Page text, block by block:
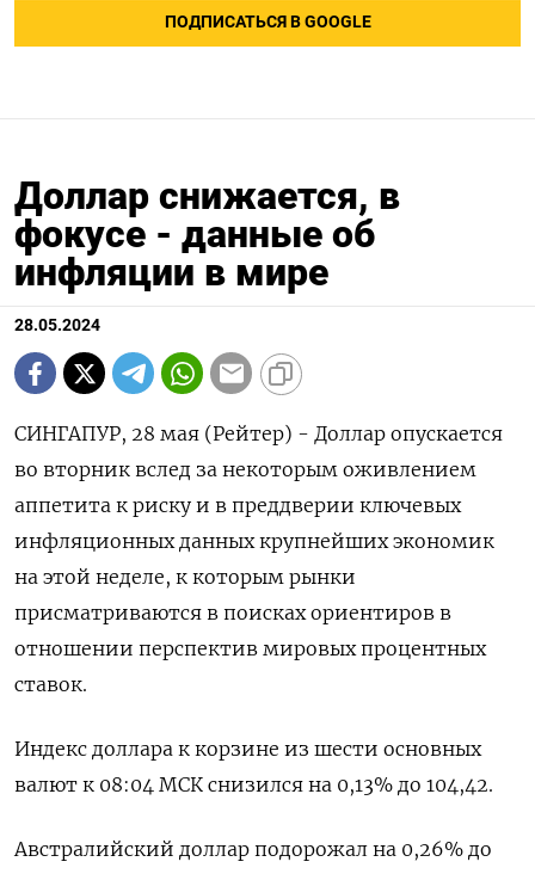
ПОДПИСАТЬСЯ В GOOGLE
Доллар снижается, в
фокусе - данные об
инфляции в мире
28.05.2024
СИНГАПУР, 28 мая (Рейтер) - Доллар опускается
во вторник вслед за некоторым оживлением
аппетита к риску и в преддверии ключевых
инфляционных данных крупнейших экономик
на этой неделе, к которым рынки
присматриваются в поисках ориентиров в
отношении перспектив мировых процентных
ставок.
Индекс доллара к корзине из шести основных
валют к 08:04 МСК снизился на 0,13% до 104,42​.
Австралийский доллар подорожал на 0,26% до